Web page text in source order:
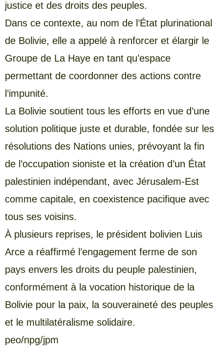
justice et des droits des peuples.
Dans ce contexte, au nom de l’État plurinational
de Bolivie, elle a appelé à renforcer et élargir le
Groupe de La Haye en tant qu’espace
permettant de coordonner des actions contre
l’impunité.
La Bolivie soutient tous les efforts en vue d’une
solution politique juste et durable, fondée sur les
résolutions des Nations unies, prévoyant la fin
de l’occupation sioniste et la création d’un État
palestinien indépendant, avec Jérusalem-Est
comme capitale, en coexistence pacifique avec
tous ses voisins.
À plusieurs reprises, le président bolivien Luis
Arce a réaffirmé l’engagement ferme de son
pays envers les droits du peuple palestinien,
conformément à la vocation historique de la
Bolivie pour la paix, la souveraineté des peuples
et le multilatéralisme solidaire.
peo/npg/jpm